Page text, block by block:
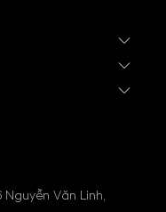
Văn Linh,